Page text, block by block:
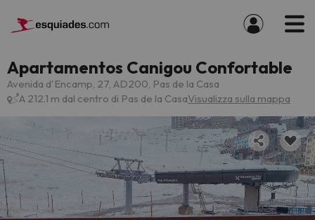
Apartamentos Canigou Confortable
Avenida d'Encamp, 27, AD200, Pas de la Casa
A 212.1 m dal centro di Pas de la CasaVisualizza sulla mappa